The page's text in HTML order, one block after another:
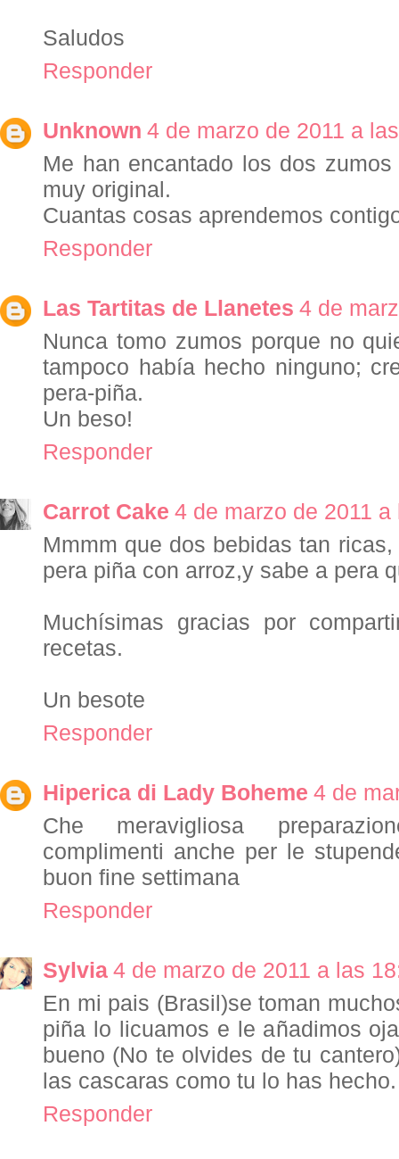
Saludos
Responder
Unknown 4 de marzo de 2011 a
Me han encantado los dos
muy original.
Cuantas cosas aprendemos
Responder
Las Tartitas de Llanetes 4 de
Nunca tomo zumos porque no
tampoco había hecho ninguno;
pera-piña.
Un beso!
Responder
Carrot Cake 4 de marzo de 2011 a
Mmmm que dos bebidas tan
pera piña con arroz,y sabe a pera
Muchísimas gracias por
recetas.
Un besote
Responder
Hiperica di Lady Boheme 4 de
Che meravigliosa
complimenti anche per le
buon fine settimana
Responder
Sylvia 4 de marzo de 2011 a las
En mi pais (Brasil)se toman
piña lo licuamos e le añadimos
bueno (No te olvides de tu
las cascaras como tu lo has
Responder